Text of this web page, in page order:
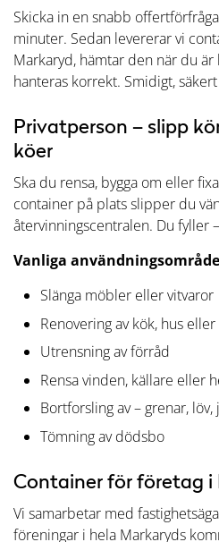
Skicka in en snabb
minuter. Sedan levererar vi
Markaryd, hämtar den när du
hanteras korrekt. Smidigt,
Privatperson – slipp
köer
Ska du rensa, bygga om eller
container på plats slipper du
återvinningscentralen. Du fyller
Vanliga
Slänga möbler eller vitvaror
Renovering av kök, hus
Utrensning av förråd
Rensa vinden, källare eller
Bortforsling av – grenar,
Tömning av dödsbo
Container för företag i
Vi samarbetar med
föreningar i hela Markaryds